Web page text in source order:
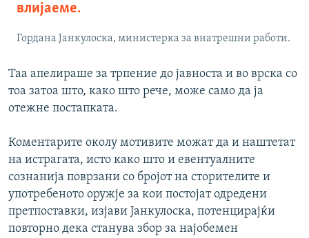
влијаеме.
Гордана Јанкулоска, министерка за внатрешни работи.
Таа апелираше за трпение до јавноста и во врска со
тоа затоа што, како што рече, може само да ја
отежне постапката.
Коментарите околу мотивите можат да и наштетат
на истрагата, исто како што и евентуалните
сознанија поврзани со бројот на сторителите и
употребеното оружје за кои постојат одредени
претпоставки, изјави Јанкулоска, потенцирајќи
повторно дека станува збор за најобемен